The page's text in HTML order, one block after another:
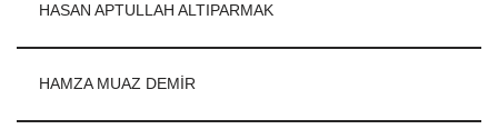
HASAN APTULLAH ALTIPARMAK
HAMZA MUAZ DEMİR